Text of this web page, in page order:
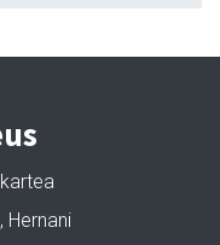
Hernani